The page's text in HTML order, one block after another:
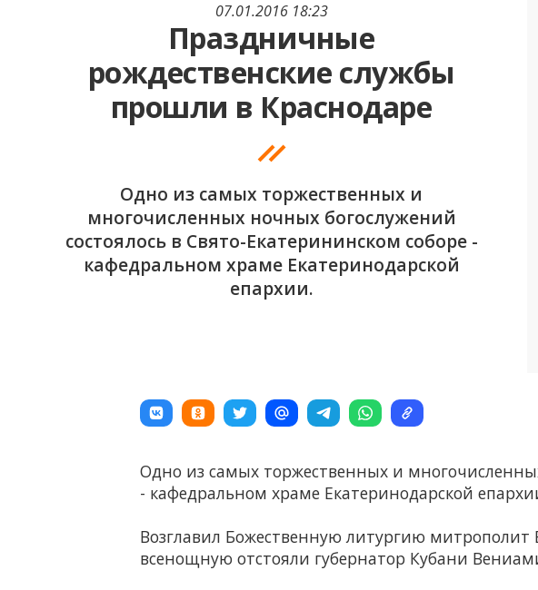
07.01.2016 18:23
Праздничные
рождественские службы
прошли в Краснодаре
Одно из самых торжественных и
многочисленных ночных богослужений
состоялось в Свято-Екатерининском соборе -
кафедральном храме Екатеринодарской
епархии.
Одно из самых торжественных и
- кафедральном храме Екатеринодарской
Возглавил Божественную литургию
всенощную отстояли губернатор Кубани